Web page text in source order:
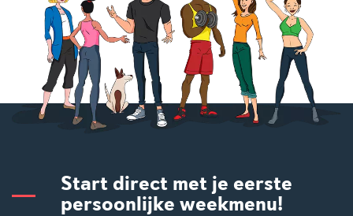
Start direct met je eerste
persoonlijke weekmenu!